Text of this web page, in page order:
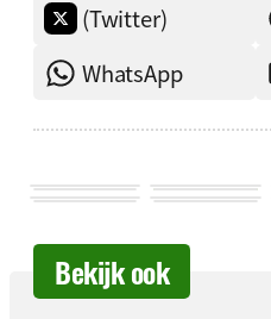
(Twitter)
WhatsApp
Bekijk ook